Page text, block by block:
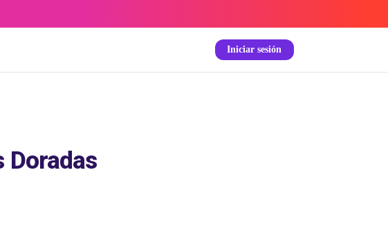
Iniciar sesión
Doradas